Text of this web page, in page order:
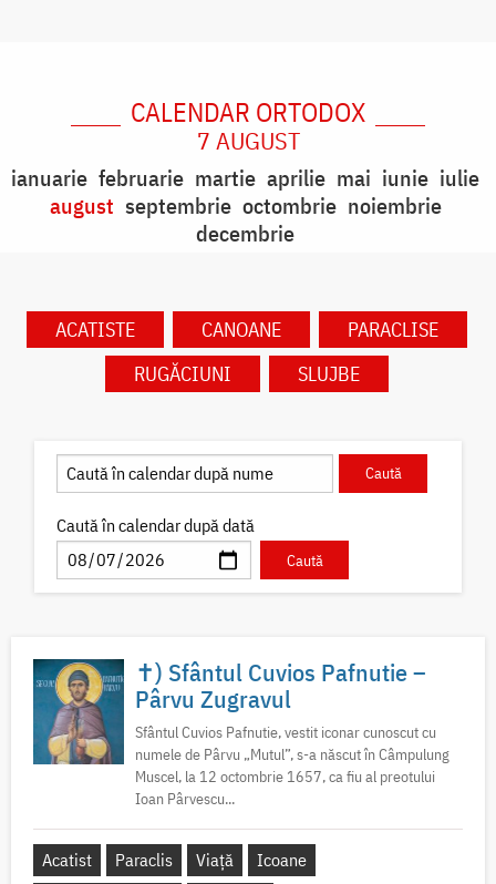
CALENDAR ORTODOX
7 AUGUST
ianuarie februarie martie aprilie mai iunie iulie
august septembrie octombrie noiembrie
decembrie
ACATISTE CANOANE
PARACLISE
RUGĂCIUNI
SLUJBE
Caută în calendar după dată
✝) Sfântul Cuvios Pafnutie –
Pârvu Zugravul
Sfântul Cuvios Pafnutie, vestit iconar cunoscut cu
numele de Pârvu „Mutul”, s-a născut în Câmpulung
Muscel, la 12 octombrie 1657, ca fiu al preotului
Ioan Pârvescu...
Acatist Paraclis Viață
Icoane